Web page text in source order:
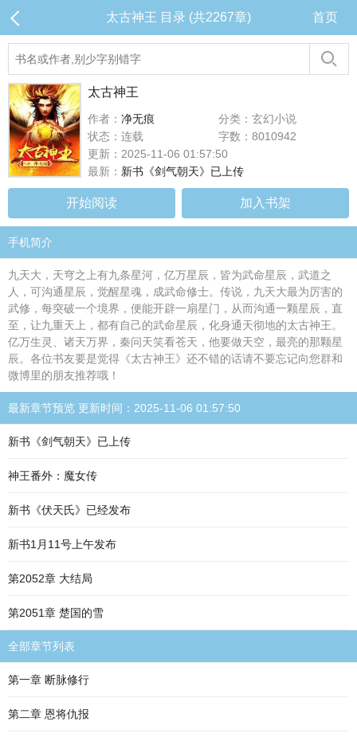
太古神王 目录 (共2267章) 首页
太古神王
作者： 净无痕
分类：玄幻小说
状态：连载
字数：8010942
更新：2025-11-06 01:57:50
最新： 新书《剑气朝天》已上传
开始阅读 加入书架
手机简介
九天大，天穹之上有九条星河，亿万星辰，皆为武命星辰，武道之
人，可沟通星辰，觉醒星魂，成武命修士。传说，九天大最为厉害的
武修，每突破一个境界，便能开辟一扇星门，从而沟通一颗星辰，直
至，让九重天上，都有自己的武命星辰，化身通天彻地的太古神王。
亿万生灵、诸天万界，秦问天笑看苍天，他要做天空，最亮的那颗星
辰。各位书友要是觉得《太古神王》还不错的话请不要忘记向您群和
微博里的朋友推荐哦！
最新章节预览 更新时间：2025-11-06 01:57:50
新书《剑气朝天》已上传
神王番外：魔女传
新书《伏天氏》已经发布
新书1月11号上午发布
第2052章 大结局
第2051章 楚国的雪
全部章节列表
第一章 断脉修行
第二章 恩将仇报